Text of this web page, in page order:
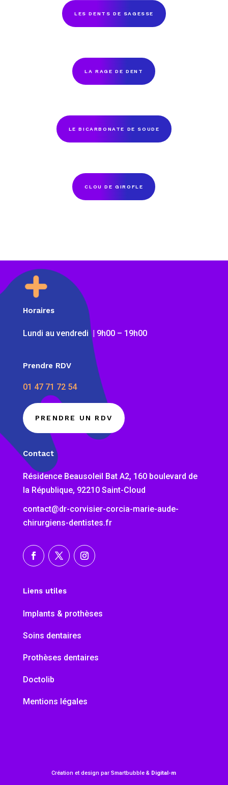
LES DENTS DE SAGESSE
LA RAGE DE DENT
LE BICARBONATE DE SOUDE
CLOU DE GIROFLE
Horaires
Lundi au vendredi | 9h00 – 19h00
Prendre RDV
01 47 71 72 54
PRENDRE UN RDV
Contact
Résidence Beausoleil Bat A2, 160 boulevard de
la République, 92210 Saint-Cloud
contact@dr-corvisier-corcia-marie-aude-
chirurgiens-dentistes.fr
Liens utiles
Implants & prothèses
Soins dentaires
Prothèses dentaires
Doctolib
Mentions légales
Création et design par Smartbubble & Digital-m